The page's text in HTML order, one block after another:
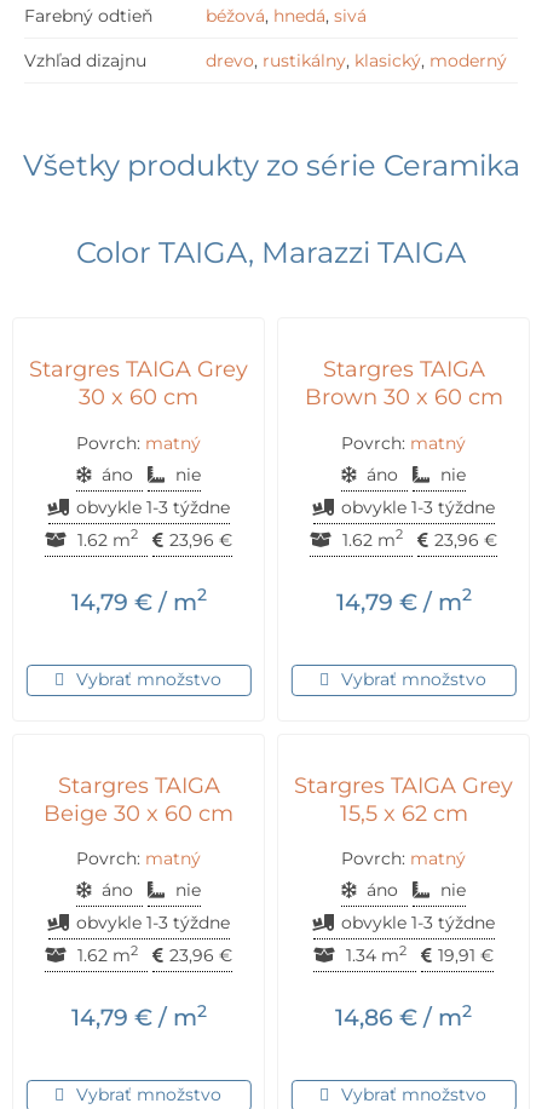
Farebný odtieň béžová, hnedá, sivá
Vzhľad dizajnu drevo, rustikálny, klasický, moderný
Všetky produkty zo série Ceramika
Color TAIGA, Marazzi TAIGA
Stargres TAIGA Grey
30 x 60 cm
Povrch: matný
áno
nie
obvykle 1-3 týždne
1.62 m2 23,96 €
14,79 €/ m2
Vybrať množstvo
Stargres TAIGA
Brown 30 x 60 cm
Povrch: matný
áno
nie
obvykle 1-3 týždne
1.62 m2 23,96 €
14,79 €/ m2
Vybrať množstvo
Stargres TAIGA
Beige 30 x 60 cm
Povrch: matný
áno
nie
obvykle 1-3 týždne
1.62 m2 23,96 €
14,79 €/ m2
Vybrať množstvo
Stargres TAIGA Grey
15,5 x 62 cm
Povrch: matný
áno
nie
obvykle 1-3 týždne
1.34 m2 19,91 €
14,86 € / m2
Vybrať množstvo